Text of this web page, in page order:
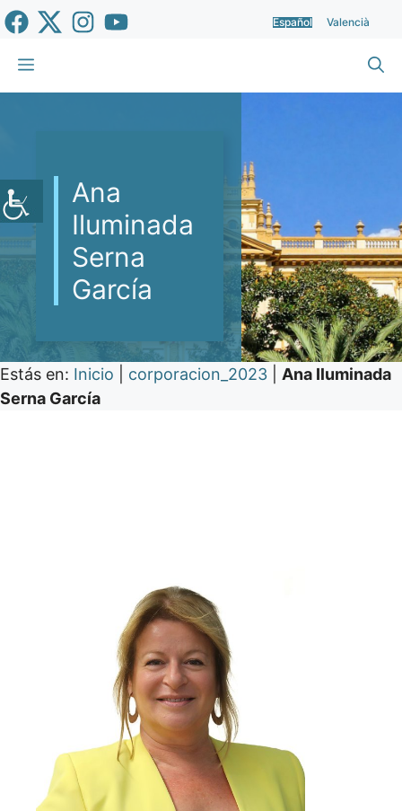
Saltar
al
contenido
Español Valencià
Menú
Ana
Iluminada
Serna
García
Estás en: Inicio corporacion_2023
Ana Iluminada
Serna García